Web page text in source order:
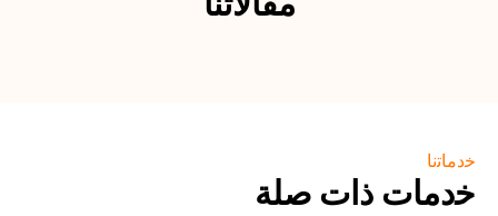
ﺧدﻣﺎﺗﻧﺎ
ﺧدﻣﺎت ذات ﺻﻠﺔ